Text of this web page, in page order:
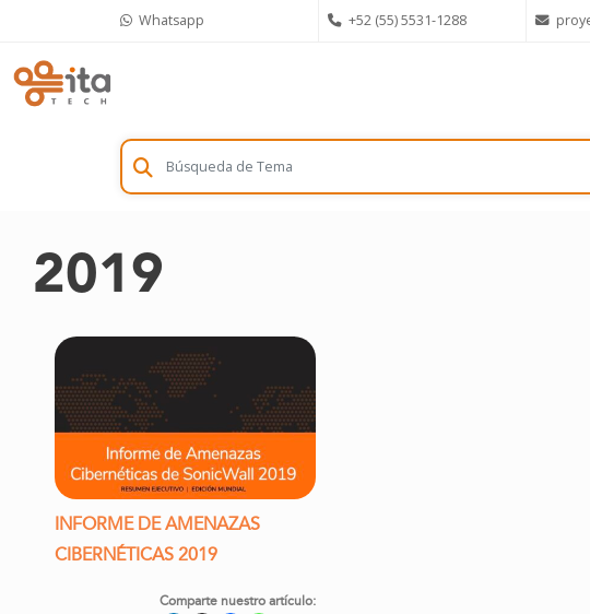
Whatsapp +52 (55) 5531-1288
2019
INFORME DE AMENAZAS
CIBERNÉTICAS 2019
Comparte nuestro artículo: